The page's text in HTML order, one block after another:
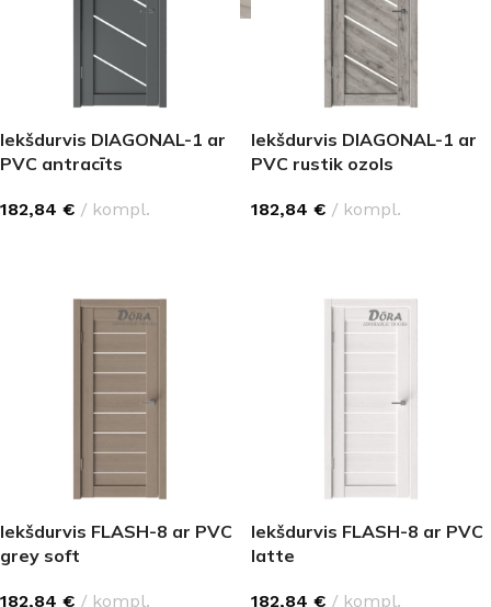
Iekšdurvis DIAGONAL-1 ar
PVC antracīts
182,84 € kompl.
Iekšdurvis DIAGONAL-1 ar
PVC rustik ozols
182,84 € kompl.
Iekšdurvis FLASH-8 ar PVC
grey soft
182,84 € kompl.
Iekšdurvis FLASH-8 ar PVC
latte
182,84 € kompl.